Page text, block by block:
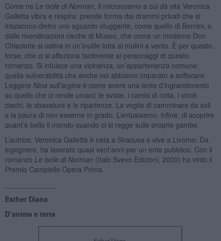
Come ne Le isole di Norman , il microcosmo a cui dà vita Veronica
Galletta vibra e respira: prende forma dai drammi privati che si
intuiscono dietro uno sguardo sfuggente, come quello di Bernini, o
dalle rivendicazioni cieche di Musso, che come un moderno Don
Chisciotte si ostina in un’inutile lotta ai mulini a vento. È per questo,
forse, che ci si affeziona facilmente ai personaggi di questo
romanzo. Si intuisce una vicinanza, un’appartenenza comune:
quella vulnerabilità che anche noi abbiamo imparato a soffocare.
Leggere Nina sull’argine è come avere una lente d’ingrandimento
su quello che ci rende umani: le sviste, i cambi di rotta, i vicoli
ciechi, le sbavature e le ripartenze. La voglia di camminare da soli
e la paura di non esserne in grado. L’entusiasmo, infine, di scoprire
quant’è bello il mondo quando ci si regge sulle proprie gambe.
L’autrice: Veronica Galletta è nata a Siracusa e vive a Livorno. Da
ingegnere, ha lavorato quasi vent’anni per un ente pubblico. Con il
romanzo Le isole di Norman (Italo Svevo Edizioni, 2020) ha vinto il
Premio Campiello Opera Prima.
Esther Diana
D’anima e terra